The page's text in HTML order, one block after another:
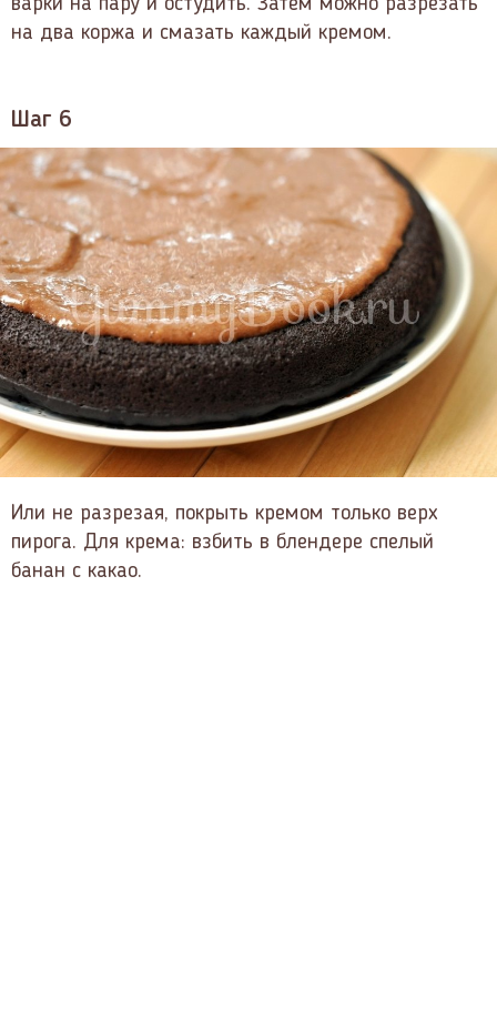
на два коржа и смазать каждый кремом.
Шаг 6
Или не разрезая, покрыть кремом только верх
пирога. Для крема: взбить в блендере спелый
банан с какао.